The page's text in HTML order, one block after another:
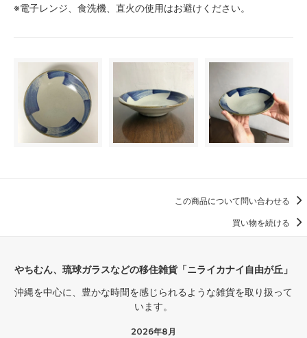
※電子レンジ、食洗機、直火の使用はお避けください。
この商品について問い合わせる
買い物を続ける
やちむん、琉球ガラスなどの移住雑貨「ニライカナイ自由が丘」
沖縄を中心に、豊かな時間を感じられるような雑貨を取り扱って
います。
2026年8月